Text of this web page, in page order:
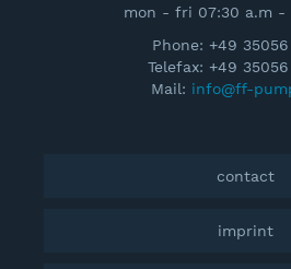
mon - fri 07:30 a.m -
Phone: +49
Telefax: +49
Mail: info@ff-
contact
imprint